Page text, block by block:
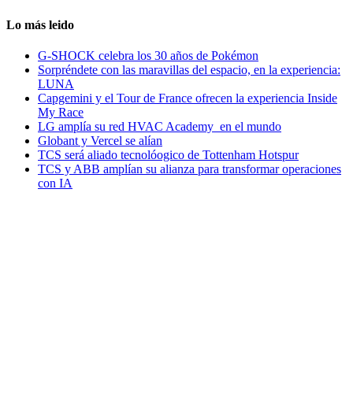
Lo más leido
G-SHOCK celebra los 30 años de Pokémon
Sorpréndete con las maravillas del espacio, en la experiencia:
LUNA
Capgemini y el Tour de France ofrecen la experiencia Inside
My Race
LG amplía su red HVAC Academy en el mundo
Globant y Vercel se alían
TCS será aliado tecnolóogico de Tottenham Hotspur
TCS y ABB amplían su alianza para transformar operaciones
con IA